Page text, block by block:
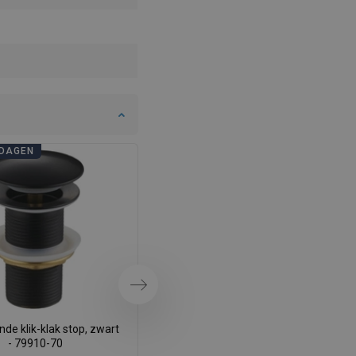
klik-klak stop, zwart
- 79910-70
Volgende
SLOVENIAN